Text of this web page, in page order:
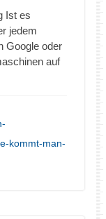
Ist es
jedem
Google oder
auf
kommt-man-